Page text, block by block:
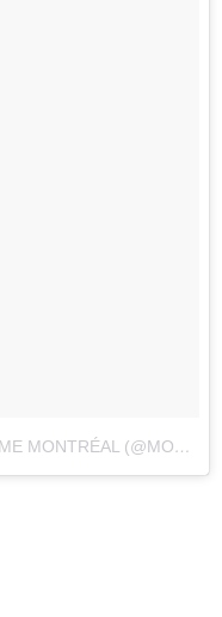
EIN BEITRAG GETEILT VON TOURISME MONTRÉAL (@MONTREAL)